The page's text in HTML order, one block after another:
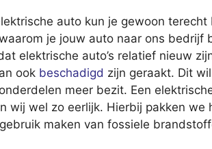
auto kun je gewoon terecht
je jouw auto naar ons bedrijf
elektrische auto’s relatief nieuw
ook beschadigd zijn geraakt. Dit
meer bezit. Een
wij wel zo eerlijk. Hierbij pakken we
maken van fossiele